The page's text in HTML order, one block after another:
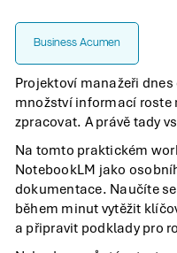
Business Acumen
Projektoví manažeři
množství informací roste
zpracovat. A právě tady
Na tomto praktickém
NotebookLM jako
dokumentace. Naučíte
během minut vytěžit
a připravit podklady pro